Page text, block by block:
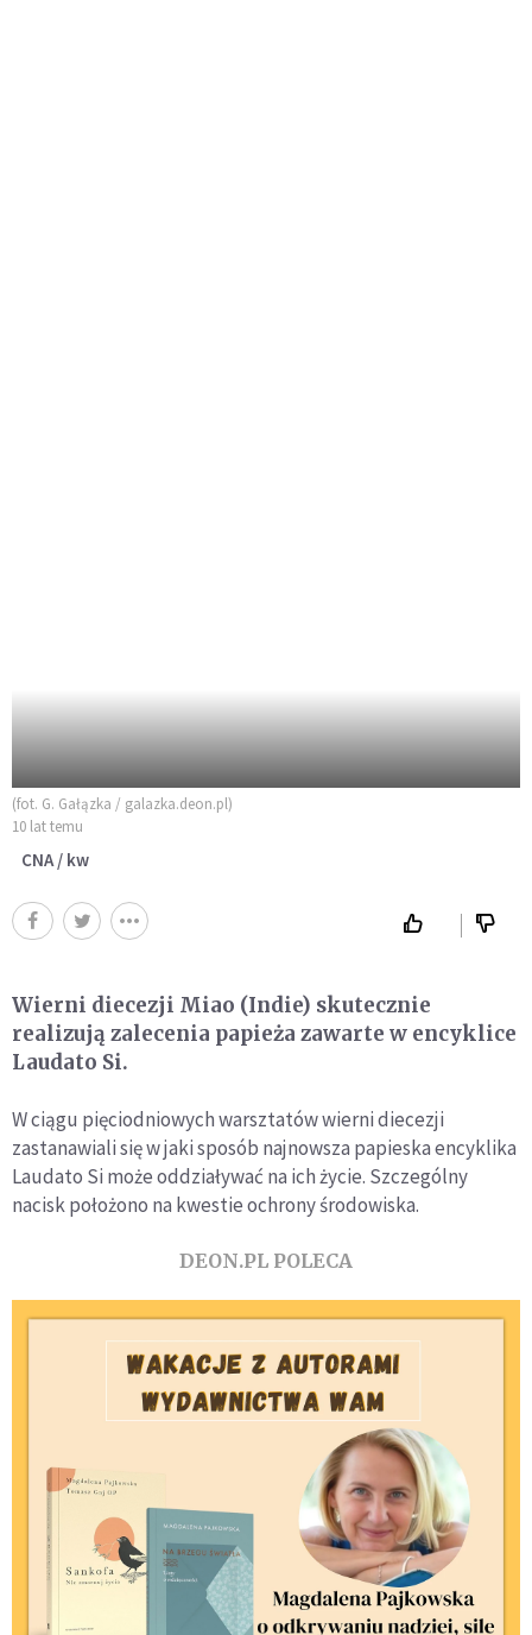
(fot. G. Gałązka / galazka.deon.pl)
10 lat temu
CNA / kw
Wierni diecezji Miao (Indie) skutecznie
realizują zalecenia papieża zawarte w encyklice
Laudato Si.
W ciągu pięciodniowych warsztatów wierni diecezji
zastanawiali się w jaki sposób najnowsza papieska encyklika
Laudato Si może oddziaływać na ich życie. Szczególny
nacisk położono na kwestie ochrony środowiska.
DEON.PL POLECA